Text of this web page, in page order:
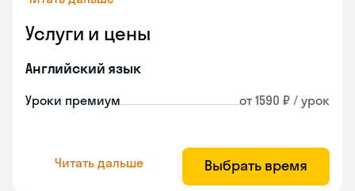
Услуги и цены
Английский язык
Уроки премиум от 1590 ₽ / урок
Читать дальше Выбрать время